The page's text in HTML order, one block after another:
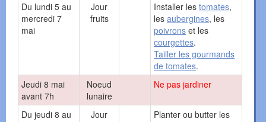
Du lundi 5 au
mercredi 7
mai
Jour
fruits
Installer les tomates,
les aubergines, les
poivrons et les
courgettes.
Tailler les gourmands
de tomates.
Jeudi 8 mai
avant 7h
Noeud
lunaire
Ne pas jardiner
Du jeudi 8 au
Jour
Planter ou butter les